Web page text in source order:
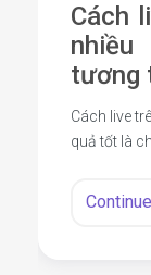
Cách
tương
Cách live
quả tốt là